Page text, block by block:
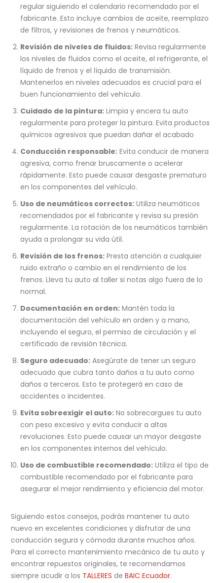
regular siguiendo el calendario recomendado por el
fabricante. Esto incluye cambios de aceite, reemplazo
de filtros, y revisiones de frenos y neumáticos.
Revisión de niveles de fluidos:Revisa regularmente
los niveles de fluidos como el aceite, el refrigerante, el
líquido de frenos y el líquido de transmisión.
Mantenerlos en niveles adecuados es crucial para el
buen funcionamiento del vehículo.
Cuidado de la pintura:Limpia y encera tu auto
regularmente para proteger la pintura. Evita productos
químicos agresivos que puedan dañar el acabado
Conducción responsable:Evita conducir de manera
agresiva, como frenar bruscamente o acelerar
rápidamente. Esto puede causar desgaste prematuro
en los componentes del vehículo.
Uso de neumáticos correctos:Utiliza neumáticos
recomendados por el fabricante y revisa su presión
regularmente. La rotación de los neumáticos también
ayuda a prolongar su vida útil.
Revisión de los frenos:Presta atención a cualquier
ruido extraño o cambio en el rendimiento de los
frenos. Lleva tu auto al taller si notas algo fuera de lo
normal.
Documentación en orden:Mantén toda la
documentación del vehículo en orden y a mano,
incluyendo el seguro, el permiso de circulación y el
certificado de revisión técnica.
Seguro adecuado:Asegúrate de tener un seguro
adecuado que cubra tanto daños a tu auto como
daños a terceros. Esto te protegerá en caso de
accidentes o incidentes.
Evita sobreexigir el auto:No sobrecargues tu auto
con peso excesivo y evita conducir a altas
revoluciones. Esto puede causar un mayor desgaste
en los componentes internos del vehículo.
Uso de combustible recomendado:Utiliza el tipo de
combustible recomendado por el fabricante para
asegurar el mejor rendimiento y eficiencia del motor.
Siguiendo estos consejos, podrás mantener tu auto
nuevo en excelentes condiciones y disfrutar de una
conducción segura y cómoda durante muchos años.
Para el correcto mantenimiento mecánico de tu auto y
encontrar repuestos originales, te recomendamos
siempre acudir a los TALLERES deBAIC Ecuador.